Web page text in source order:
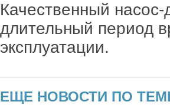
Качественный
длительный период
эксплуатации.
ЕЩЕ НОВОСТИ ПО